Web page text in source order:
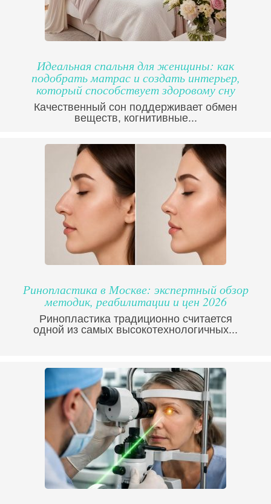
Идеальная спальня для женщины: как
подобрать матрас и создать интерьер,
который способствует здоровому сну
Качественный сон поддерживает обмен
веществ, когнитивные...
Ринопластика в Москве: экспертный обзор
методик, реабилитации и цен 2026
Ринопластика традиционно считается
одной из самых высокотехнологичных...